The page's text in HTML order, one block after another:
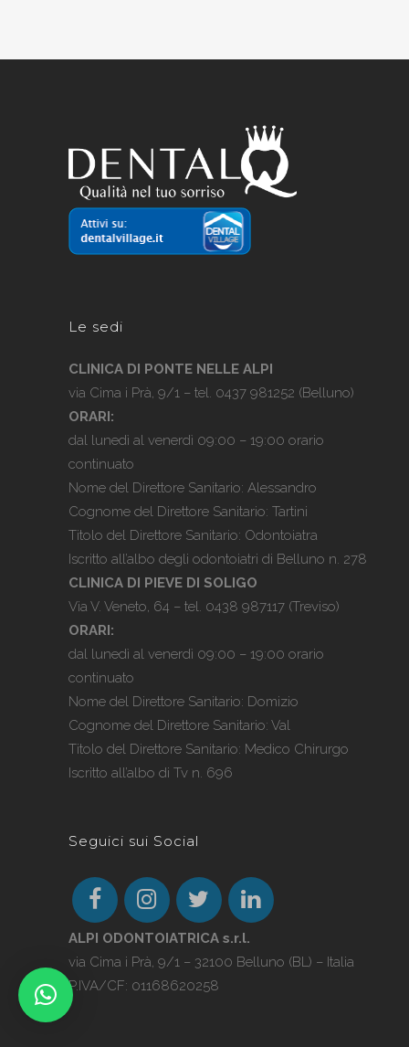
Le sedi
CLINICA DI PONTE NELLE ALPI
via Cima i Prà, 9/1 – tel. 0437 981252 (Belluno)
ORARI:
dal lunedì al venerdì 09:00 – 19:00 orario
continuato
Nome del Direttore Sanitario: Alessandro
Cognome del Direttore Sanitario: Tartini
Titolo del Direttore Sanitario: Odontoiatra
Iscritto all’albo degli odontoiatri di Belluno n. 278
CLINICA DI PIEVE DI SOLIGO
Via V. Veneto, 64 – tel. 0438 987117 (Treviso)
ORARI:
dal lunedì al venerdì 09:00 – 19:00 orario
continuato
Nome del Direttore Sanitario: Domizio
Cognome del Direttore Sanitario: Val
Titolo del Direttore Sanitario: Medico Chirurgo
Iscritto all’albo di Tv n. 696
Seguici sui Social
ALPI ODONTOIATRICA s.r.l.
via Cima i Prà, 9/1 – 32100 Belluno (BL) – Italia
P.IVA/CF: 01168620258